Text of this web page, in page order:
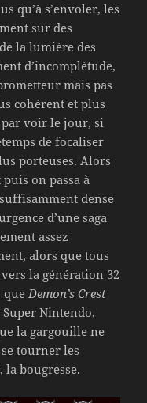
qu’à s’envoler, les
sur des
la lumière des
d’incomplétude,
mais pas
cohérent et plus
voir le jour, si
de focaliser
porteuses. Alors
on passa à
dense
d’une saga
assez
alors que tous
la génération 32
queDemon’s Crest
Nintendo,
la gargouille ne
tourner les
bougresse.